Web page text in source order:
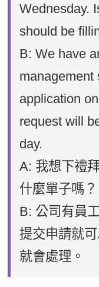
Wednesday.
should be
B: We have
management
application
request will
day.
A: 我想下禮
什麼單子嗎？
B: 公司有員
提交申請就
就會處理。